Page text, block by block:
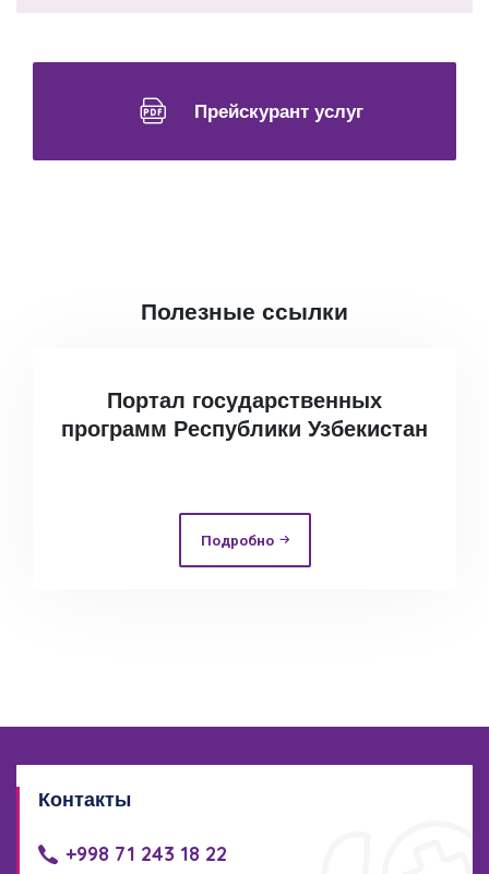
Прейскурант услуг
Полезные ссылки
Портал государственных
программ Республики Узбекистан
Подробно
Контакты
+998 71 243 18 22